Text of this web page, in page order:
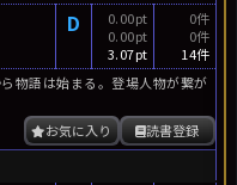
D
0.00pt
0.00pt
3.07pt
0件
0件
14件
物語は始まる。登場人物が繋が
読書登録
お気に入り